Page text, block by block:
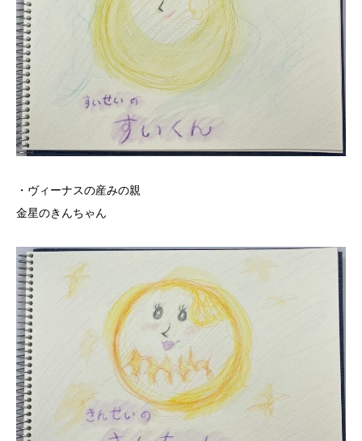
・ヴィーナスの産みの親
金星のきんちゃん